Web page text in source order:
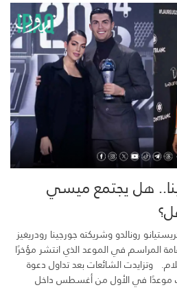
هل يجتمع ميسي
رونالدو وشريكته جورجينا رودريغيز
المراسم في الموعد الذي انتشر مؤخرًا
وتزايدت الشائعات بعد تداول دعوة
موعدًا في الأول من أغسطس داخل